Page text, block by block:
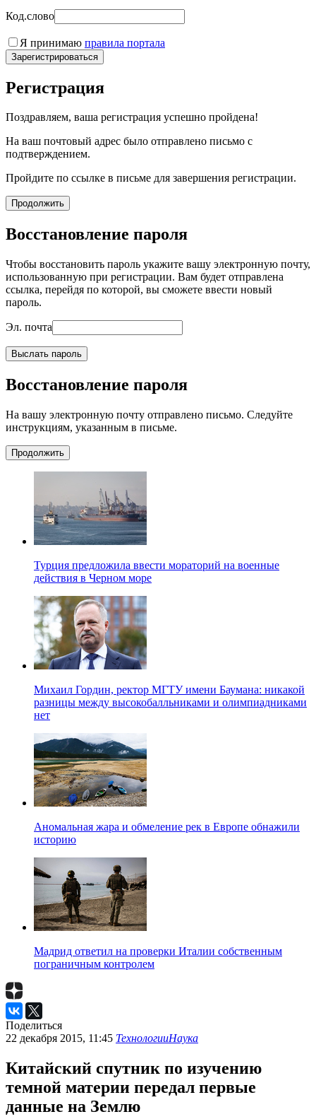
Код.слово
Я принимаю правила портала
Зарегистрироваться
Регистрация
Поздравляем, ваша регистрация успешно пройдена!
На ваш почтовый адрес было отправлено письмо с
подтверждением.
Пройдите по ссылке в письме для завершения регистрации.
Продолжить
Восстановление пароля
Чтобы восстановить пароль укажите вашу электронную почту,
использованную при регистрации. Вам будет отправлена
ссылка, перейдя по которой, вы сможете ввести новый
пароль.
Эл. почта
Выслать пароль
Восстановление пароля
На вашу электронную почту отправлено письмо. Следуйте
инструкциям, указанным в письме.
Продолжить
Турция предложила ввести мораторий на военные
действия в Черном море
Михаил Гордин, ректор МГТУ имени Баумана: никакой
разницы между высокобалльниками и олимпиадниками
нет
Аномальная жара и обмеление рек в Европе обнажили
историю
Мадрид ответил на проверки Италии собственным
пограничным контролем
Поделиться
22 декабря 2015, 11:45 ТехнологииНаука
Китайский спутник по изучению
темной материи передал первые
данные на Землю